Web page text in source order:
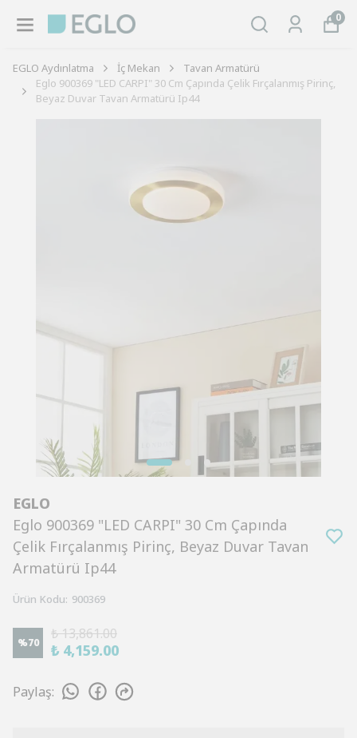
0
EGLO Aydınlatma İç Mekan
Tavan Armatürü
Eglo 900369 "LED CARPI" 30 Cm Çapında Çelik Fırçalanmış Pirinç,
Beyaz Duvar Tavan Armatürü Ip44
EGLO
Eglo 900369 "LED CARPI" 30 Cm Çapında
Çelik Fırçalanmış Pirinç, Beyaz Duvar Tavan
Armatürü Ip44
Ürün Kodu: 900369
%70
₺ 13,861.00
₺ 4,159.00
Paylaş: